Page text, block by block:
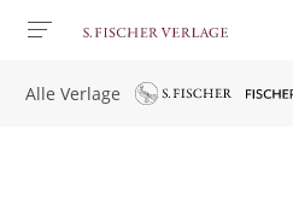
Alle Verlage